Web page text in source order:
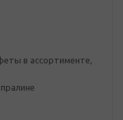
в ассортименте,